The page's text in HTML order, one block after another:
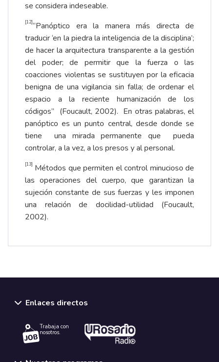
se considera indeseable.
[12]“Panóptico era la manera más directa de
traducir ‘en la piedra la inteligencia de la disciplina’;
de hacer la arquitectura transparente a la gestión
del poder; de permitir que la fuerza o las
coacciones violentas se sustituyen por la eficacia
benigna de una vigilancia sin falla; de ordenar el
espacio a la reciente humanización de los
códigos” (Foucault, 2002). En otras palabras, el
panóptico es un punto central, desde donde se
tiene una mirada permanente que pueda
controlar, a la vez, a los presos y al personal.
[13] Métodos que permiten el control minucioso de
las operaciones del cuerpo, que garantizan la
sujeción constante de sus fuerzas y les imponen
una relación de docilidad-utilidad (Foucault,
2002).
Enlaces directos
Trabaja con
nosotros.